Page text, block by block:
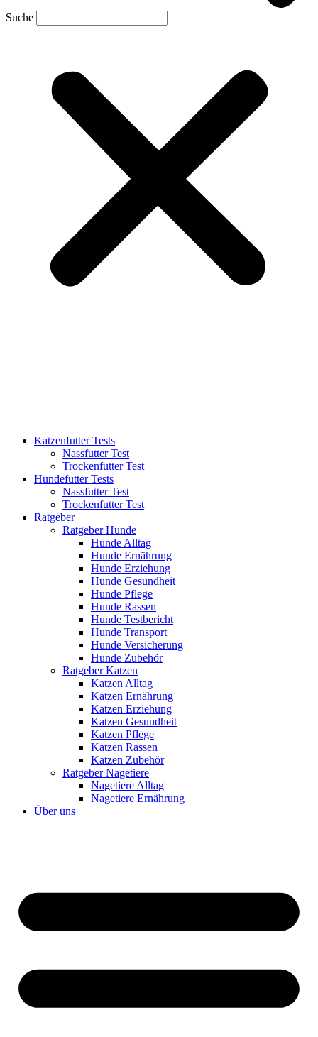
Suche
Katzenfutter Tests
Nassfutter Test
Trockenfutter Test
Hundefutter Tests
Nassfutter Test
Trockenfutter Test
Ratgeber
Ratgeber Hunde
Hunde Alltag
Hunde Ernährung
Hunde Erziehung
Hunde Gesundheit
Hunde Pflege
Hunde Rassen
Hunde Testbericht
Hunde Transport
Hunde Versicherung
Hunde Zubehör
Ratgeber Katzen
Katzen Alltag
Katzen Ernährung
Katzen Erziehung
Katzen Gesundheit
Katzen Pflege
Katzen Rassen
Katzen Zubehör
Ratgeber Nagetiere
Nagetiere Alltag
Nagetiere Ernährung
Über uns